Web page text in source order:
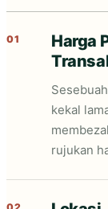
01
Harga
kekal
rujukan